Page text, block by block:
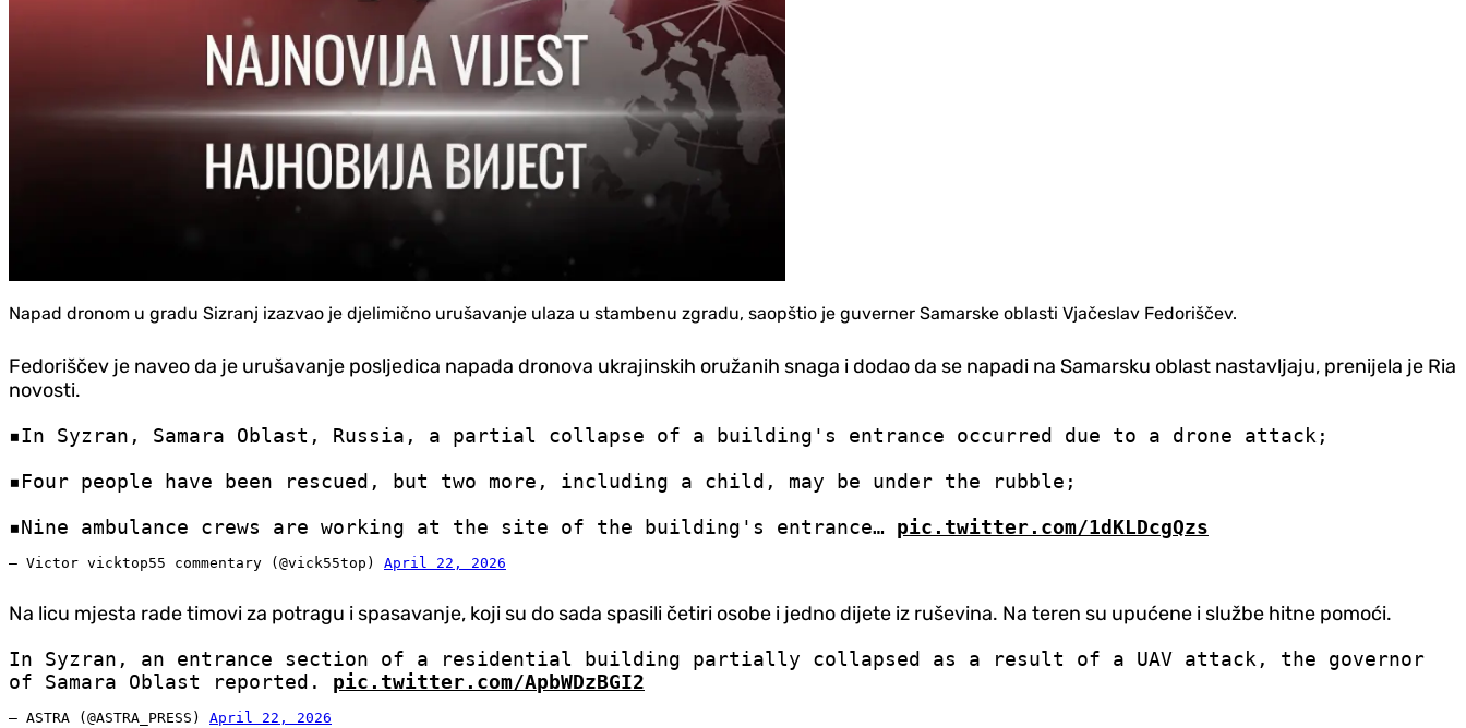
Napad dronom u gradu Sizranj izazvao je djelimično urušavanje ulaza u stambenu zgradu, saopštio je guverner Samarske oblasti Vjačeslav Fedoriščev.
Fedoriščev je naveo da je urušavanje posljedica napada dronova ukrajinskih oružanih snaga i dodao da se napadi na Samarsku oblast nastavljaju, prenijela je Ria
novosti.
▪️In Syzran, Samara Oblast, Russia, a partial collapse of a building's entrance occurred due to a drone attack;
▪️Four people have been rescued, but two more, including a child, may be under the rubble;
▪️Nine ambulance crews are working at the site of the building's entrance… pic.twitter.com/1dKLDcgQzs
— Victor vicktop55 commentary (@vick55top) April 22, 2026
Na licu mjesta rade timovi za potragu i spasavanje, koji su do sada spasili četiri osobe i jedno dijete iz ruševina. Na teren su upućene i službe hitne pomoći.
In Syzran, an entrance section of a residential building partially collapsed as a result of a UAV attack, the governor
of Samara Oblast reported. pic.twitter.com/ApbWDzBGI2
— ASTRA (@ASTRA_PRESS) April 22, 2026